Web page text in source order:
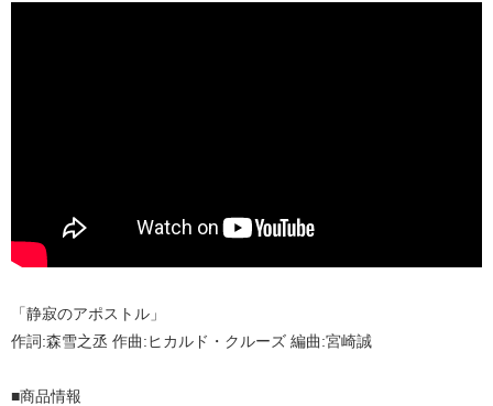
「静寂のアポストル」
作詞:森雪之丞 作曲:ヒカルド・クルーズ 編曲:宮崎誠
■商品情報